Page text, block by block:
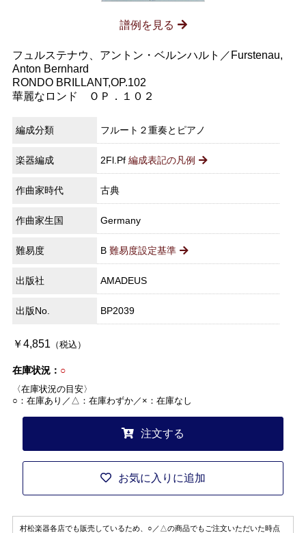
譜例を見る
フュルステナウ、アントン・ベルンハルト／Furstenau,
Anton Bernhard
RONDO BRILLANT,OP.102
華麗なロンド ＯＰ．１０２
編成分類 フルート２重奏とピアノ
楽器編成 2Fl.Pf 編成表記の凡例
作曲家時代 古典
作曲家生国 Germany
難易度 B 難易度設定基準
出版社 AMADEUS
出版No. BP2039
￥4,851（税込）
在庫状況： ○
〈在庫状況の目安〉
○：在庫あり／△：在庫わずか／×：在庫なし
注文する
お気に入りに追加
村松楽器各店でも販売しているため、○／△の商品でもご注文いただいた時点